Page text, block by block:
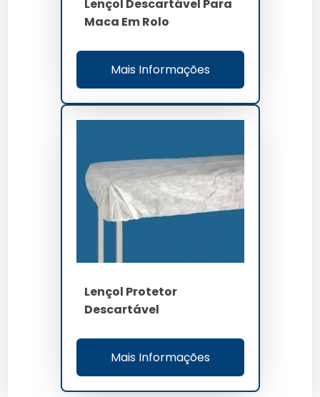
Lençol Descartável Para
Maca Em Rolo
Mais Informações
Lençol Protetor
Descartável
Mais Informações